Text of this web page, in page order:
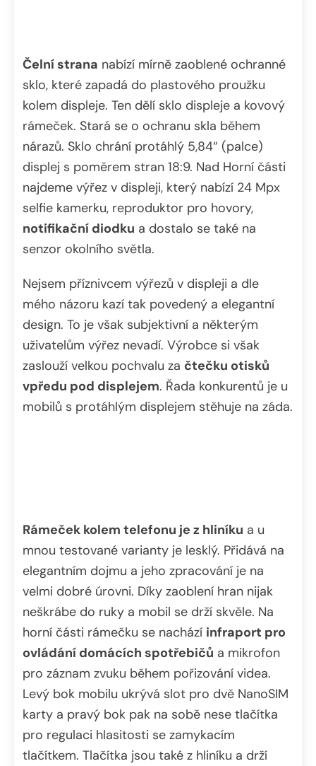
Čelní strana nabízí mírně zaoblené ochranné
sklo, které zapadá do plastového proužku
kolem displeje. Ten dělí sklo displeje a kovový
rámeček. Stará se o ochranu skla během
nárazů. Sklo chrání protáhlý 5,84“ (palce)
displej s poměrem stran 18:9. Nad Horní části
najdeme výřez v displeji, který nabízí 24 Mpx
selfie kamerku, reproduktor pro hovory,
notifikační diodku a dostalo se také na
senzor okolního světla.
Nejsem příznivcem výřezů v displeji a dle
mého názoru kazí tak povedený a elegantní
design. To je však subjektivní a některým
uživatelům výřez nevadí. Výrobce si však
zaslouží velkou pochvalu za čtečku otisků
vpředu pod displejem. Řada konkurentů je u
mobilů s protáhlým displejem stěhuje na záda.
Rámeček kolem telefonu je z hliníku a u
mnou testované varianty je lesklý. Přidává na
elegantním dojmu a jeho zpracování je na
velmi dobré úrovni. Díky zaoblení hran nijak
neškrábe do ruky a mobil se drží skvěle. Na
horní části rámečku se nachází infraport pro
ovládání domácích spotřebičů a mikrofon
pro záznam zvuku během pořizování videa.
Levý bok mobilu ukrývá slot pro dvě NanoSIM
karty a pravý bok pak na sobě nese tlačítka
pro regulaci hlasitosti se zamykacím
tlačítkem. Tlačítka jsou také z hliníku a drží